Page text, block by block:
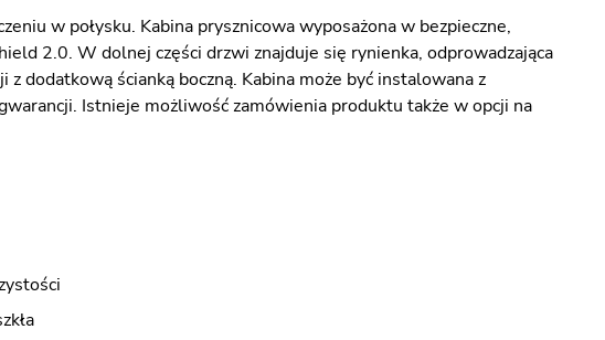
w połysku. Kabina prysznicowa wyposażona w bezpieczne,
2.0. W dolnej części drzwi znajduje się rynienka, odprowadzająca
dodatkową ścianką boczną. Kabina może być instalowana z
Istnieje możliwość zamówienia produktu także w opcji na